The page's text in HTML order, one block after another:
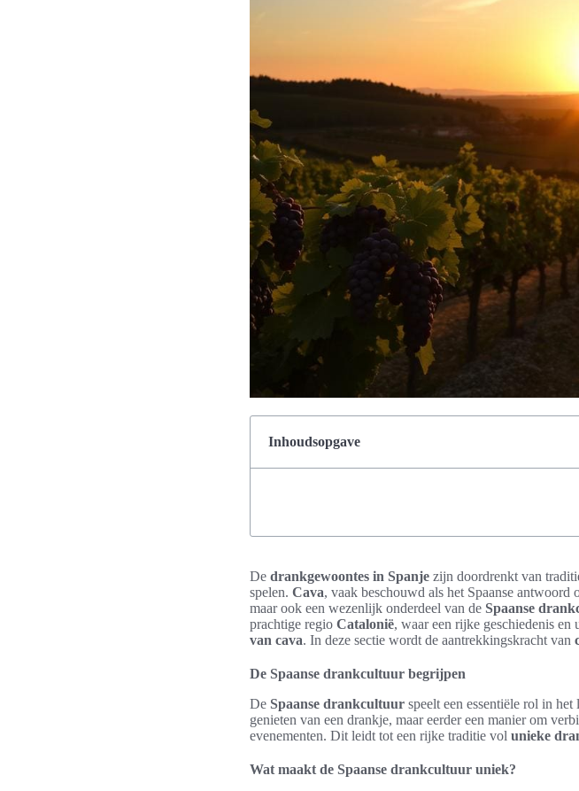
Inhoudsopgave
De drankgewoontes in Spanje zijn doordrenkt van
spelen. Cava, vaak beschouwd als het Spaanse
maar ook een wezenlijk onderdeel van de Spaanse
prachtige regio Catalonië, waar een rijke geschiedenis
van cava. In deze sectie wordt de aantrekkingskracht van
De Spaanse drankcultuur begrijpen
De Spaanse drankcultuur speelt een essentiële rol in
genieten van een drankje, maar eerder een manier om
evenementen. Dit leidt tot een rijke traditie vol unieke
Wat maakt de Spaanse drankcultuur uniek?